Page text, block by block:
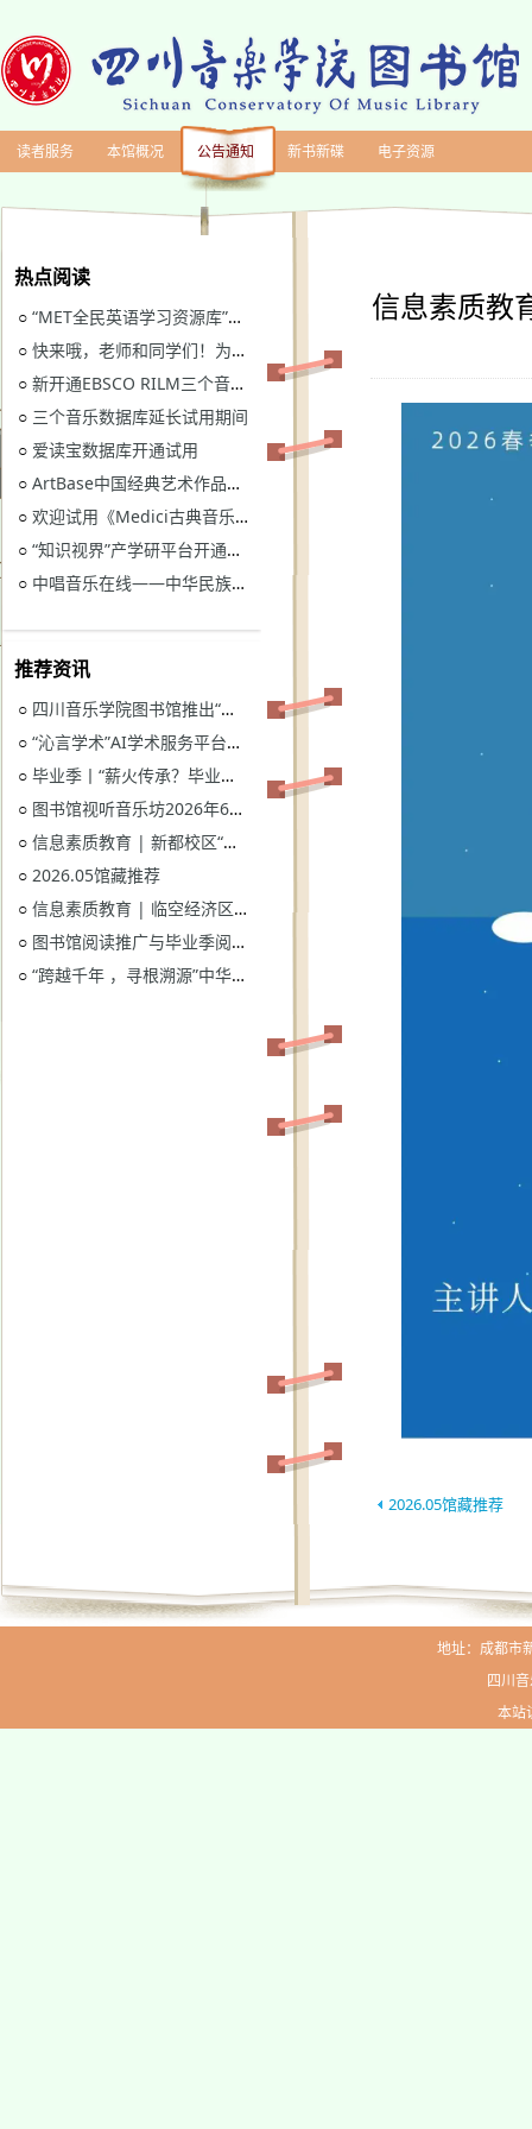
读者服务 本馆概况 公告通知 新书新碟 电子资源
热点阅读
○ “MET全民英语学习资源库”继续开通试用
○ 快来哦，老师和同学们！为川音图书馆“十四五”规划建言献策
○ 新开通EBSCO RILM三个音乐类数据库免费试用
○ 三个音乐数据库延长试用期间
○ 爱读宝数据库开通试用
○ ArtBase中国经典艺术作品数据库继续开通试用通知
○ 欢迎试用《Medici古典音乐视听图书馆》
○ “知识视界”产学研平台开通试用通知
○ 中唱音乐在线——中华民族音乐与戏曲资源库开通试用
推荐资讯
○ 四川音乐学院图书馆推出“忆长征？书香路”纪念中国工农红军长征胜利90周年系列活动
○ “沁言学术”AI学术服务平台开通试用
○ 毕业季丨“薪火传承？毕业生图书漂流”活动
○ 图书馆视听音乐坊2026年6月展播季
○ 信息素质教育 | 新都校区“图书馆多媒体资源的鉴赏和利用”电子资源讲座
○ 2026.05馆藏推荐
○ 信息素质教育 | 临空经济区校区“读秀学术资源一站式获取与电子资源远程访问”电子资源讲座
○ 图书馆阅读推广与毕业季阅读活动意见征集
○ “跨越千年 ，寻根溯源”中华优秀传统文化主题活动获奖名单
信息素质教
2026.05馆藏推荐
地址：成都市
四川
本站